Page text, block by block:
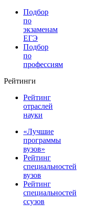
Подбор
по
экзаменам
ЕГЭ
Подбор
по
профессиям
Рейтинги
Рейтинг
отраслей
науки
«Лучшие
программы
вузов»
Рейтинг
специальностей
вузов
Рейтинг
специальностей
ссузов